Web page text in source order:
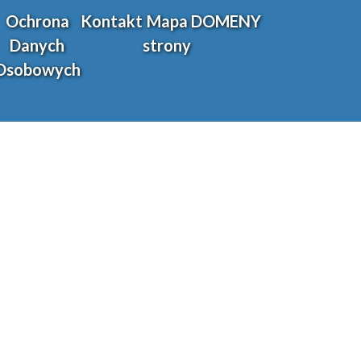
Ochrona
Danych
Kontakt Mapa
strony
DOMENY